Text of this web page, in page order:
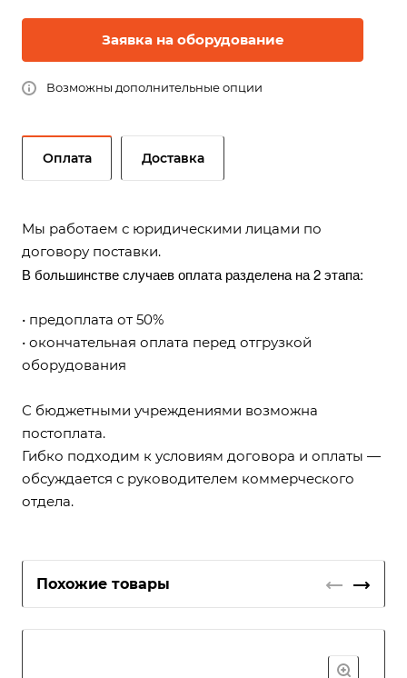
Заявка на оборудование
Возможны дополнительные опции
Оплата Доставка
Мы работаем с юридическими лицами по
договору поставки.
В большинстве случаев оплата разделена на 2 этапа:
• предоплата от 50%
• окончательная оплата перед отгрузкой
оборудования
С бюджетными учреждениями возможна
постоплата.
Гибко подходим к условиям договора и оплаты —
обсуждается с руководителем коммерческого
отдела.
Похожие товары